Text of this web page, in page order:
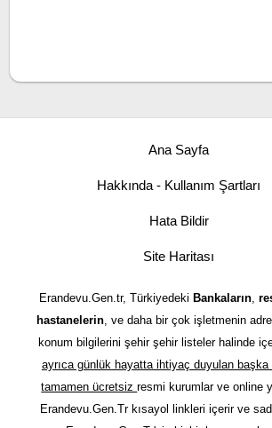
Ana Sayfa
Hakkında - Kullanım Şartları
Hata Bildir
Site Haritası
Erandevu.Gen.tr, Türkiyedeki Bankaların,
hastanelerin, ve daha bir çok işletmenin
konum bilgilerini şehir şehir listeler halinde
ayrıca günlük hayatta ihtiyaç duyulan başka
tamamen ücretsizresmi kurumlar ve online
Erandevu.Gen.Tr kısayol linkleri içerir ve